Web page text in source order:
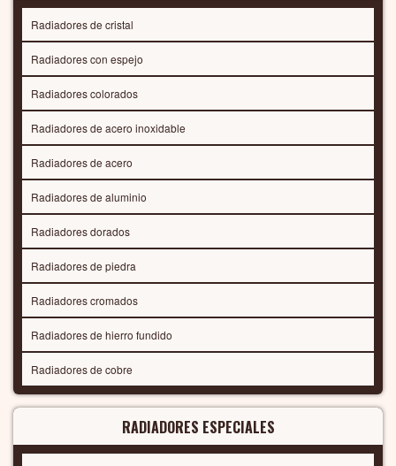
Radiadores de cristal
Radiadores con espejo
Radiadores colorados
Radiadores de acero inoxidable
Radiadores de acero
Radiadores de aluminio
Radiadores dorados
Radiadores de piedra
Radiadores cromados
Radiadores de hierro fundido
Radiadores de cobre
RADIADORES ESPECIALES